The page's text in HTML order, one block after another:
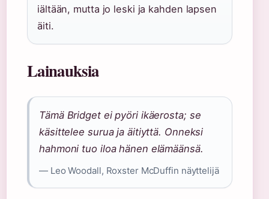
iältään, mutta jo leski ja kahden lapsen
äiti.
Lainauksia
Tämä Bridget ei pyöri ikäerosta; se
käsittelee surua ja äitiyttä. Onneksi
hahmoni tuo iloa hänen elämäänsä.
— Leo Woodall, Roxster McDuffin näyttelijä